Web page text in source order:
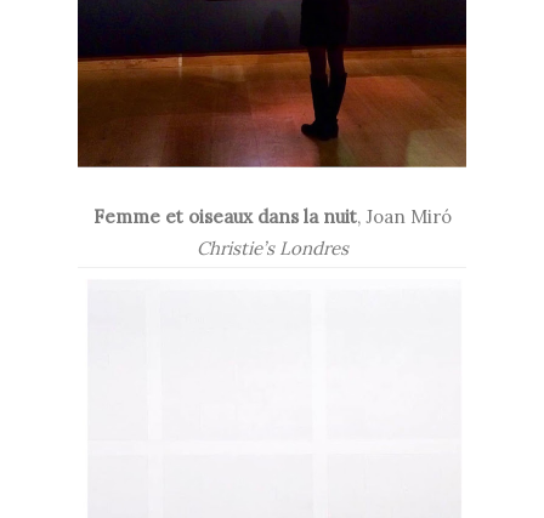
Femme et oiseaux dans la nuit, Joan Miró
Christie’s Londres